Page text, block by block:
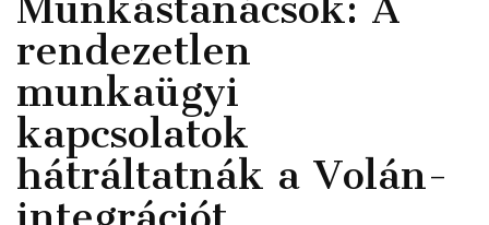
rendezetlen
munkaügyi
kapcsolatok
hátráltatnák a Volán-